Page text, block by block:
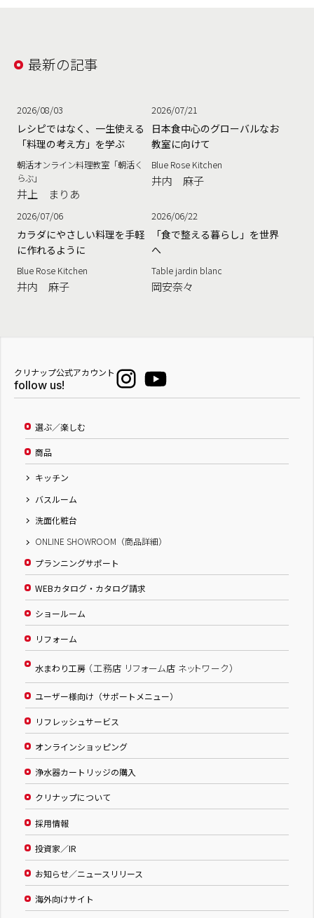
最新の記事
2026/08/03
レシピではなく、一生使える
「料理の考え方」を学ぶ
朝活オンライン料理教室「朝活く
らぶ」
井上 まりあ
2026/07/21
日本食中心のグローバルなお
教室に向けて
Blue Rose Kitchen
井内 麻子
2026/07/06
カラダにやさしい料理を手軽
に作れるように
Blue Rose Kitchen
井内 麻子
2026/06/22
「食で整える暮らし」を世界
へ
Table jardin blanc
岡安奈々
クリナップ公式アカウント
follow us!
選ぶ／楽しむ
商品
キッチン
バスルーム
洗面化粧台
ONLINE SHOWROOM（商品詳細）
プランニングサポート
WEBカタログ・カタログ請求
ショールーム
リフォーム
水まわり工房 （工務店 リフォーム店 ネットワーク）
ユーザー様向け（サポートメニュー）
リフレッシュサービス
オンラインショッピング
浄水器カートリッジの購入
クリナップについて
採用情報
投資家／IR
お知らせ／ニュースリリース
海外向けサイト